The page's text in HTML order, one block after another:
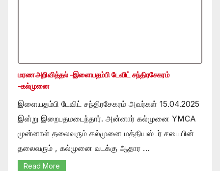
மரண அறிவித்தல் -இளையதம்பி டேவிட் சந்திரசேகரம்
-கல்முனை
இளையதம்பி டேவிட் சந்திரசேகரம் அவர்கள் 15.04.2025
இன்று இறைபதமடைந்தார். அன்னார் கல்முனை YMCA
முன்னாள் தலைவரும் கல்முனை மத்தியஸ்டர் சபையின்
தலைவரும் , கல்முனை வடக்கு ஆதார …
Read More